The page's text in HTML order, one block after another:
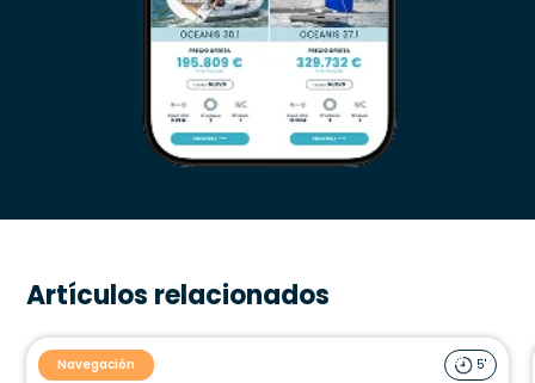
Artículos relacionados
Navegación 5'